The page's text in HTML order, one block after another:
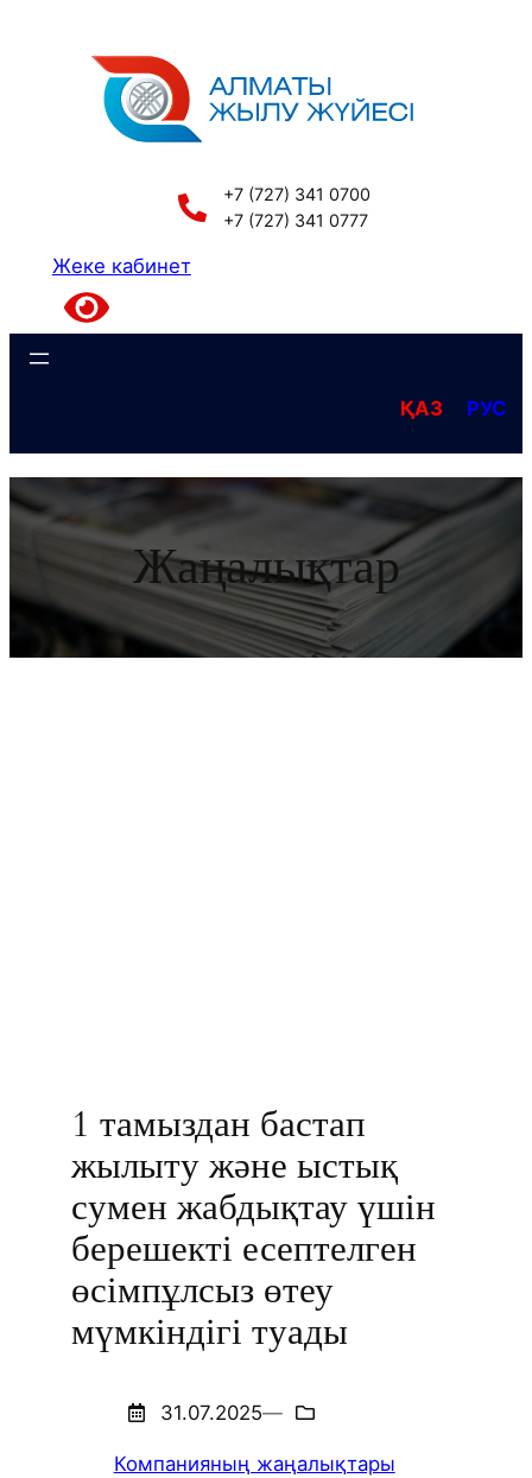
содержимому
+7 (727) 341 0700
+7 (727) 341 0777
Жеке кабинет
ҚАЗ РУС
Жаңалықтар
1 тамыздан бастап
жылыту және ыстық
сумен жабдықтау үшін
берешекті есептелген
өсімпұлсыз өтеу
мүмкіндігі туады
31.07.2025—
Компанияның жаңалықтары